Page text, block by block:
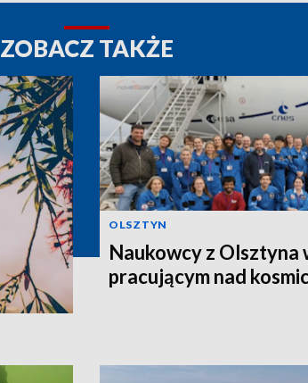
ZOBACZ TAKŻE
OLSZTYN
Naukowcy z Olsztyna
pracującym nad